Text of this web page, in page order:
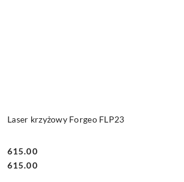
Laser krzyżowy Forgeo FLP23
Cena:
615.00
Cena:
615.00